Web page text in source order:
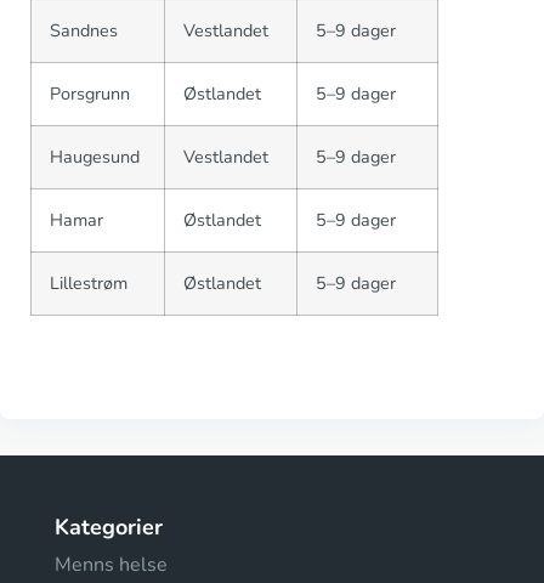
Sandnes Vestlandet 5–9 dager
Porsgrunn Østlandet 5–9 dager
Haugesund Vestlandet 5–9 dager
Hamar Østlandet 5–9 dager
Lillestrøm Østlandet 5–9 dager
Kategorier
Menns helse